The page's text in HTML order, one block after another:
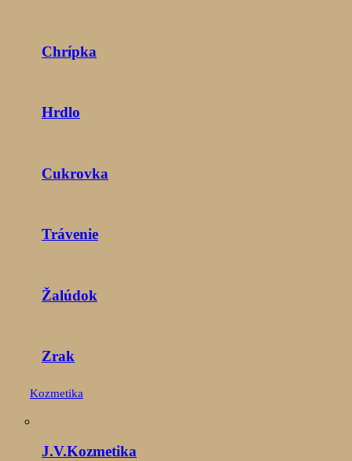
Chrípka
Hrdlo
Cukrovka
Trávenie
Žalúdok
Zrak
Kozmetika
J.V.Kozmetika